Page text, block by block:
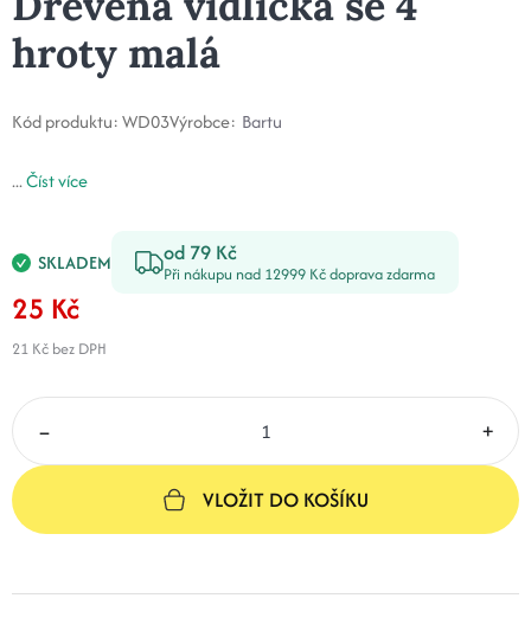
hroty malá
Kód produktu:WD03Výrobce: Bartu
...Číst více
SKLADEM od 79 Kč
Při nákupu nad 12999 Kč doprava zdarma
25 Kč
21 Kč bez DPH
– +
VLOŽIT DO KOŠÍKU